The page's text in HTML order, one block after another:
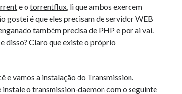
e otorrentflux, li que ambos exercem
gostei é que eles precisam de servidor WEB
também precisa de PHP e por ai vai.
disso? Claro que existe o próprio
e vamos a instalação do Transmission.
instale o transmission-daemon com o seguinte